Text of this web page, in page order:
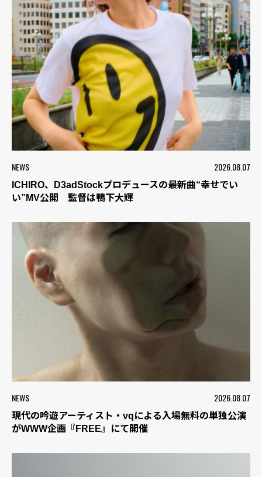
NEWS 2026.08.07
ICHIRO、D3adStockプロデュースの最新曲“幸せでい
い”MV公開 監督は鴨下大輝
NEWS 2026.08.07
現代の吟遊アーティスト・vqによる入場無料の単独公演
がWWW企画『FREE』にて開催